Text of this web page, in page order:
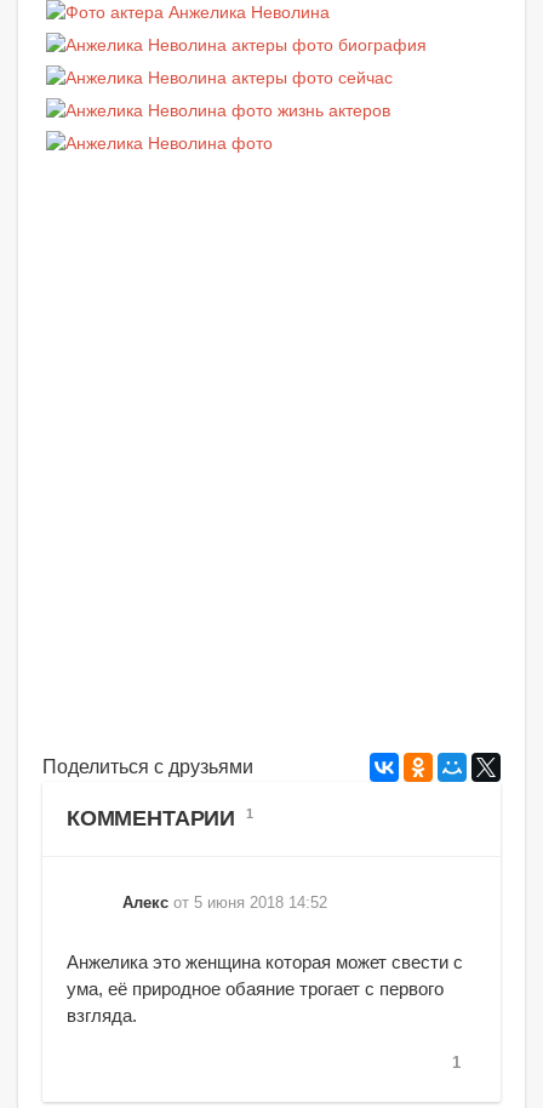
Поделиться с друзьями
КОММЕНТАРИИ 1
Алекс от 5 июня 2018 14:52
1
Анжелика это женщина которая может свести с
ума, её природное обаяние трогает с первого
взгляда.